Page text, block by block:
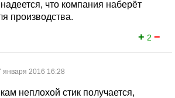
что компания наберёт
производства.
+ 2 −
января 2016 16:28
неплохой стик получается,